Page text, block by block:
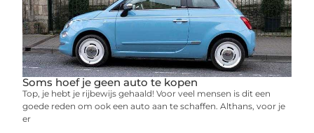
Soms hoef je geen auto te kopen
Top, je hebt je rijbewijs gehaald! Voor veel mensen is dit een
goede reden om ook een auto aan te schaffen. Althans, voor je
er